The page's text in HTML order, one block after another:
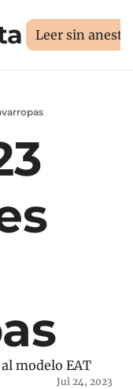
1:1 Libros
Leer sin
modelo EAT
Jul 24, 2023